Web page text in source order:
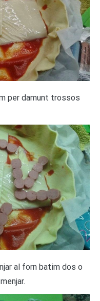
per damunt trossos
al forn batim dos o